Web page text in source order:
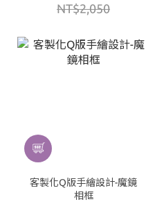
NT$2,050
客製化Q版手繪設計-魔鏡
相框